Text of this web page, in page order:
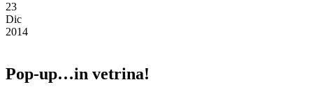
23
Dic
2014
Pop-up…in vetrina!